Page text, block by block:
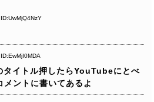
ID:UwMjQ4NzY
ID:EwMjI0MDA
タイトル押したらYouTubeにとべ
ントに書いてあるよ